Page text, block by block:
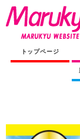
トップページ